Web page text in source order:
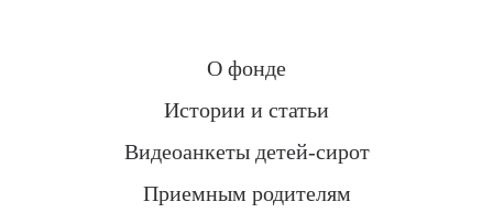
О фонде
Истории и статьи
Видеоанкеты детей-сирот
Приемным родителям